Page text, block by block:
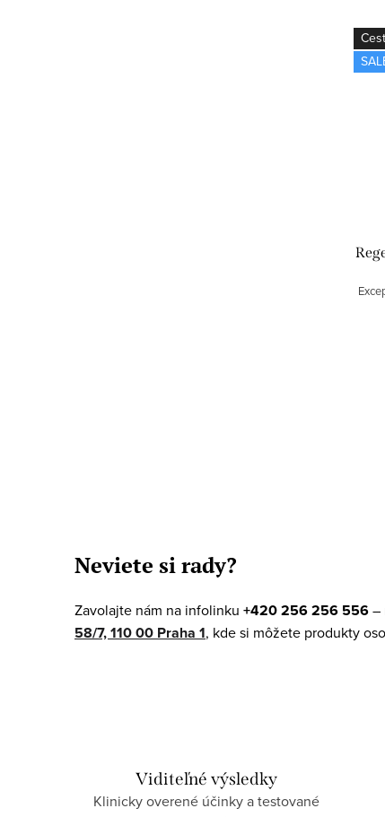
l
á
d
Neviete si rady?
Zavolajte nám na infolinku +420 256 256 556–
58/7, 110 00 Praha 1, kde si môžete produkty
Viditeľné výsledky
Klinicky overené účinky a testované